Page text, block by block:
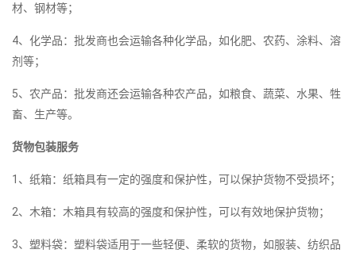
材、钢材等；
4、化学品：批发商也会运输各种化学品，如化肥、农药、涂料、溶
剂等；
5、农产品：批发商还会运输各种农产品，如粮食、蔬菜、水果、牲
畜、生产等。
货物包装服务
1、纸箱：纸箱具有一定的强度和保护性，可以保护货物不受损坏；
2、木箱：木箱具有较高的强度和保护性，可以有效地保护货物；
3、塑料袋：塑料袋适用于一些轻便、柔软的货物，如服装、纺织品